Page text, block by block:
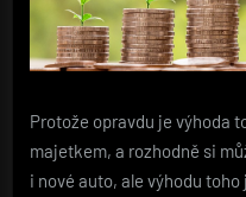
Protože opravdu je výhoda
majetkem, a rozhodně si
i nové auto, ale výhodu